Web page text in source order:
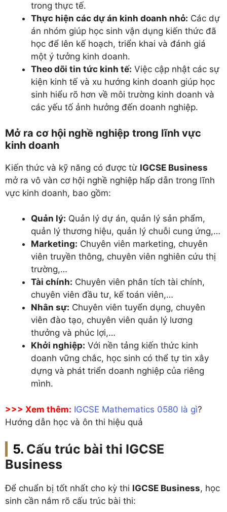
trong thực tế.
Thực hiện các dự án kinh doanh nhỏ: Các dự
án nhóm giúp học sinh vận dụng kiến thức đã
học để lên kế hoạch, triển khai và đánh giá
một ý tưởng kinh doanh.
Theo dõi tin tức kinh tế: Việc cập nhật các sự
kiện kinh tế và xu hướng kinh doanh giúp học
sinh hiểu rõ hơn về môi trường kinh doanh và
các yếu tố ảnh hưởng đến doanh nghiệp.
Mở ra cơ hội nghề nghiệp trong lĩnh vực
kinh doanh
Kiến thức và kỹ năng có được từ IGCSE Business
mở ra vô vàn cơ hội nghề nghiệp hấp dẫn trong lĩnh
vực kinh doanh, bao gồm:
Quản lý: Quản lý dự án, quản lý sản phẩm,
quản lý thương hiệu, quản lý chuỗi cung ứng,…
Marketing: Chuyên viên marketing, chuyên
viên truyền thông, chuyên viên nghiên cứu thị
trường,…
Tài chính: Chuyên viên phân tích tài chính,
chuyên viên đầu tư, kế toán viên,…
Nhân sự: Chuyên viên tuyển dụng, chuyên
viên đào tạo, chuyên viên quản lý lương
thưởng và phúc lợi,…
Khởi nghiệp: Với nền tảng kiến thức kinh
doanh vững chắc, học sinh có thể tự tin xây
dựng và phát triển doanh nghiệp của riêng
mình.
>>> Xem thêm: IGCSE Mathematics 0580 là gì?
Hướng dẫn học và ôn thi hiệu quả
Cấu trúc bài thi IGCSE
Business
Để chuẩn bị tốt nhất cho kỳ thi IGCSE Business, học
sinh cần nắm rõ cấu trúc bài thi: